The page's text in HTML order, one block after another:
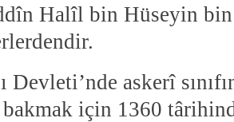
Halîl bin Hüseyin
Devleti’nde askerî
için 1360